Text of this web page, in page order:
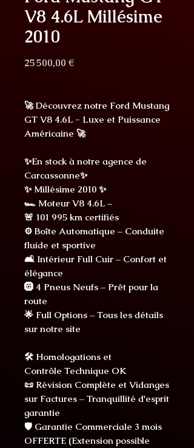
V8 4.6L Millésime
2010
25 500,00 €Prix
🚀 Découvrez notre Ford Mustang
GT V8 4.6L - Luxe et Puissance
Américaine 🚀
✨En stock à notre agence de
Carcassonne✨
✨ Millésime 2010 ✨
🏎️ Moteur V8 4.6L –
🚨 101 995 km certifiés
⚙️ Boîte Automatique – Conduite
fluide et sportive
🛋️ Intérieur Full Cuir – Confort et
élégance
🛞 4 Pneus Neufs – Prêt pour la
route
🌟 Full Options – Tous les détails
sur notre site
🛠️ Homologations et
Contrôle Technique OK
📜 Révision Complète et Vidanges
sur Factures – Tranquillité d'esprit
garantie
🛡️ Garantie Commerciale 3 mois
OFFERTE (Extension possible